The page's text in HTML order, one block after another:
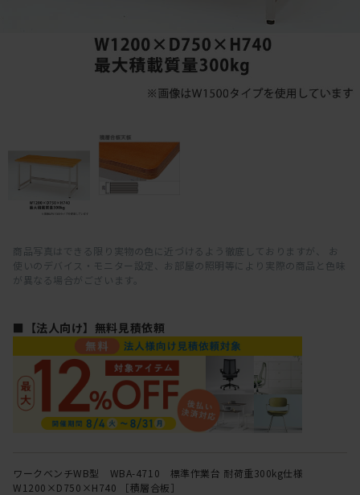
商品写真はできる限り実物の色に近づけるよう徹底しておりますが、 お
使いのデバイス・モニター設定、お部屋の照明等により実際の商品と色味
が異なる場合がございます。
■【法人向け】無料見積依頼
ワークベンチWB型 WBA-4710 標準作業台 耐荷重300kg仕様
W1200×D750×H740 ［積層合板］